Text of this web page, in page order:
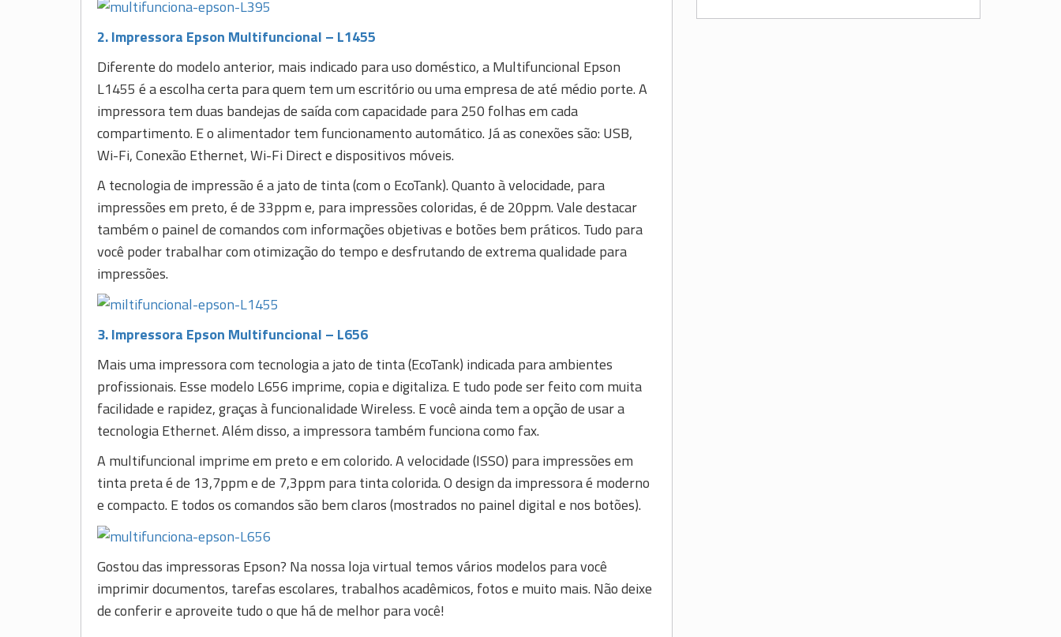
2. Impressora Epson Multifuncional – L1455
Diferente do modelo anterior, mais indicado para uso doméstico, a Multifuncional Epson
L1455 é a escolha certa para quem tem um escritório ou uma empresa de até médio porte. A
impressora tem duas bandejas de saída com capacidade para 250 folhas em cada
compartimento. E o alimentador tem funcionamento automático. Já as conexões são: USB,
Wi-Fi, Conexão Ethernet, Wi-Fi Direct e dispositivos móveis.
A tecnologia de impressão é a jato de tinta (com o EcoTank). Quanto à velocidade, para
impressões em preto, é de 33ppm e, para impressões coloridas, é de 20ppm. Vale destacar
também o painel de comandos com informações objetivas e botões bem práticos. Tudo para
você poder trabalhar com otimização do tempo e desfrutando de extrema qualidade para
impressões.
3. Impressora Epson Multifuncional – L656
Mais uma impressora com tecnologia a jato de tinta (EcoTank) indicada para ambientes
profissionais. Esse modelo L656 imprime, copia e digitaliza. E tudo pode ser feito com muita
facilidade e rapidez, graças à funcionalidade Wireless. E você ainda tem a opção de usar a
tecnologia Ethernet. Além disso, a impressora também funciona como fax.
A multifuncional imprime em preto e em colorido. A velocidade (ISSO) para impressões em
tinta preta é de 13,7ppm e de 7,3ppm para tinta colorida. O design da impressora é moderno
e compacto. E todos os comandos são bem claros (mostrados no painel digital e nos botões).
Gostou das impressoras Epson? Na nossa loja virtual temos vários modelos para você
imprimir documentos, tarefas escolares, trabalhos acadêmicos, fotos e muito mais. Não deixe
de conferir e aproveite tudo o que há de melhor para você!